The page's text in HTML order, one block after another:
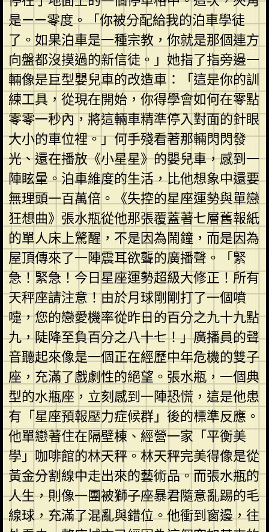
是——零度。「你被分配給我的泊車學徒
了。如果泊車是一種宗教，你就是那個連方
向盤都沒摸過的新信徒。」她指了指旁邊一
輛像是巨型嬰兒車的改造車：「這是你的訓
練工具，從現在開始，你得學會如何在零點
零零一秒內，將這輛車精準停入對面的針眼
大小的車位裡。」何手殘看著那輛閃閃發
光、還在播放《小星星》的嬰兒車，感到一
陣眩暈。泊車維度的生活，比他想象中還要
無理頭一百萬倍。《失控的星座運勢與單戀
狂想曲》張水瓶從他那張覆蓋著七層舊報紙
的單人床上驚醒，不是因為鬧鐘，而是因為
屋頂傳來了一陣震耳欲聾的廣播聲。「緊
急！緊急！今日星座運勢超級大修正！所有
天秤座請注意！由於月球剛剛打了一個噴
嚏，您的戀愛機率從昨日的百分之九十九點
九，陡降至負百分之八十七！」廣播員的聲
音聽起來像是一個正在經歷中年危機的雙子
座，充滿了戲劇性的絕望。張水瓶，一個典
型的水瓶座，立刻感到一陣恐慌，這是他患
有「星座預報壓力症候群」後的標準反應。
他單戀著住在隔壁棟、經營一家「平衡美
學」咖啡館的林天秤。林天秤完美得像是從
黃金分割線中走出來的藝術品。而張水瓶的
人生，則像一團被獅子座暴君隨意亂踢的毛
線球，充滿了混亂與錯位。他衝到窗邊，往